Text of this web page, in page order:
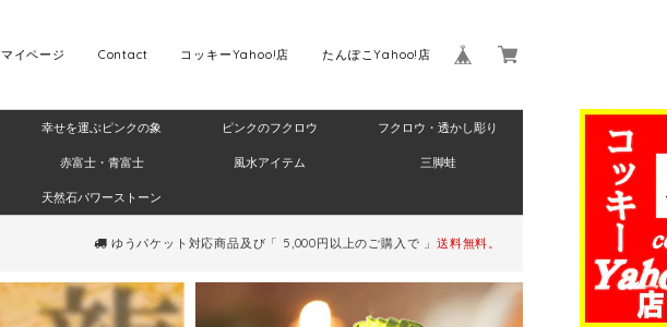
たんぽこYahoo!店
コッキーYahoo!店
Contact
マイページ
Home
幸せを運ぶピンクの象 ピンクのフクロウ フクロウ・透かし彫り
赤富士・青富士 風水アイテム 三脚蛙
天然石パワーストーン
ゆうパケット対応商品及び「 5,000円以上のご購入で 」 送料無料。